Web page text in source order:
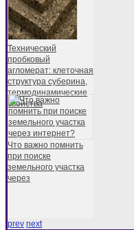
Технический
пробковый
агломерат: клеточная
структура суберина,
термодинамические
свойства
Что важно помнить
при поиске
земельного участка
через
prev next